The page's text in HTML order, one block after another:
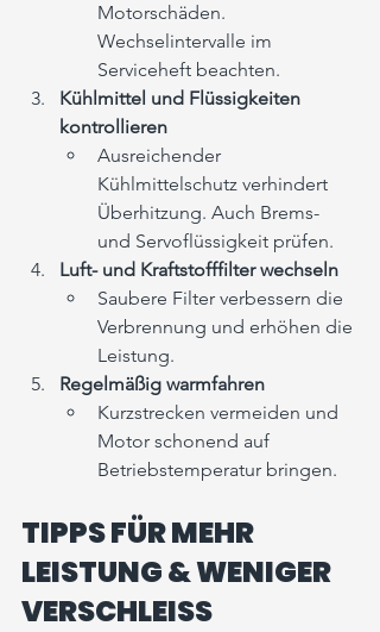
Motorschäden.
Wechselintervalle im
Serviceheft beachten.
Kühlmittel und Flüssigkeiten
kontrollieren
Ausreichender
Kühlmittelschutz verhindert
Überhitzung. Auch Brems-
und Servoflüssigkeit prüfen.
Luft- und Kraftstofffilter wechseln
Saubere Filter verbessern die
Verbrennung und erhöhen die
Leistung.
Regelmäßig warmfahren
Kurzstrecken vermeiden und
Motor schonend auf
Betriebstemperatur bringen.
TIPPS FÜR MEHR
LEISTUNG & WENIGER
VERSCHLEISS